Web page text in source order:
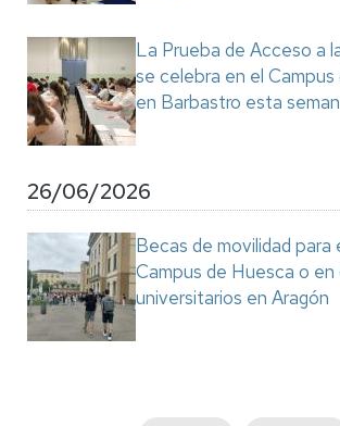
La Prueba de Acceso a
se celebra en el
en Barbastro esta
26/06/2026
Becas de movilidad para
Campus de Huesca o
universitarios en Aragón